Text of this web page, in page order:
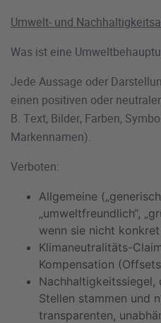
Umwelt- und
Was ist eine
Jede Aussage oder
einen positiven oder
B. Text, Bilder, Farben,
Markennamen).
Verboten:
Allgemeine
„umweltfreundlich“,
wenn sie nicht
Klimaneutralitäts-
Kompensation
Stellen stammen und
transparenten,